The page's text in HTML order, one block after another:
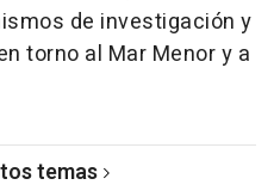
de investigación y
torno al Mar Menor y a
temas